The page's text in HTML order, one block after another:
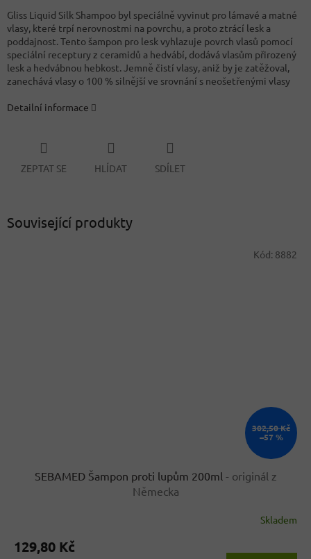
Gliss Liquid Silk Shampoo byl speciálně vyvinut pro lámavé a matné
vlasy, které trpí nerovnostmi na povrchu, a proto ztrácí lesk a
poddajnost. Tento šampon pro lesk vyhlazuje povrch vlasů pomocí
speciální receptury z ceramidů a hedvábí, dodává vlasům přirozený
lesk a hedvábnou hebkost. Jemně čistí vlasy, aniž by je zatěžoval,
zanechává vlasy o 100 % silnější ve srovnání s neošetřenými vlasy
Detailní informace
ZEPTAT SE HLÍDAT SDÍLET
Související produkty
302,50 Kč
–57 %
SEBAMED Šampon proti lupům 200ml - originál z
Německa
produktu
Skladem
129,80 Kč
Kód: 8882